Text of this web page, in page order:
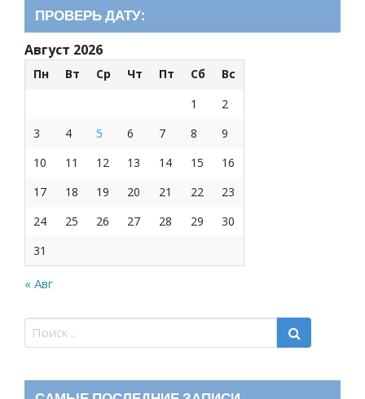
ПРОВЕРЬ ДАТУ:
Август 2026
Пн Вт Ср Чт Пт Сб
Вс
1
2
3
4 5 6 7 8
9
10
11 12 13 14 15
16
17
18 19 20 21 22
23
24
25 26 27 28 29
30
31
« Авг